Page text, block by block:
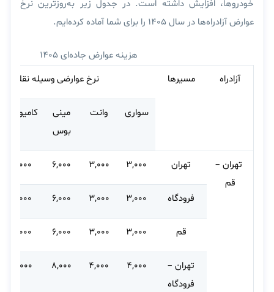
خودروها، افزایش داشته است. در جدول زیر به‌روزترین نرخ
عوارض آزادراه‌ها در سال ۱۴۰۵ را برای شما آماده کرده‌ایم.
هزینه عوارض جاده‌ای ۱۴۰۵
آزادراه
مسیرها نرخ عوارضی وسیله نقلیه
سواری وانت
مینی
بوس
کامیونت
تهران –
قم
تهران ۳,۰۰۰ ۳,۰۰۰ ۶,۰۰۰ ۶,۰۰۰
فرودگاه ۳,۰۰۰ ۳,۰۰۰ ۶,۰۰۰ ۶,۰۰۰
قم ۳,۰۰۰ ۳,۰۰۰ ۶,۰۰۰ ۶,۰۰۰
تهران –
فرودگاه
۴,۰۰۰ ۴,۰۰۰ ۸,۰۰۰ ۸,۰۰۰